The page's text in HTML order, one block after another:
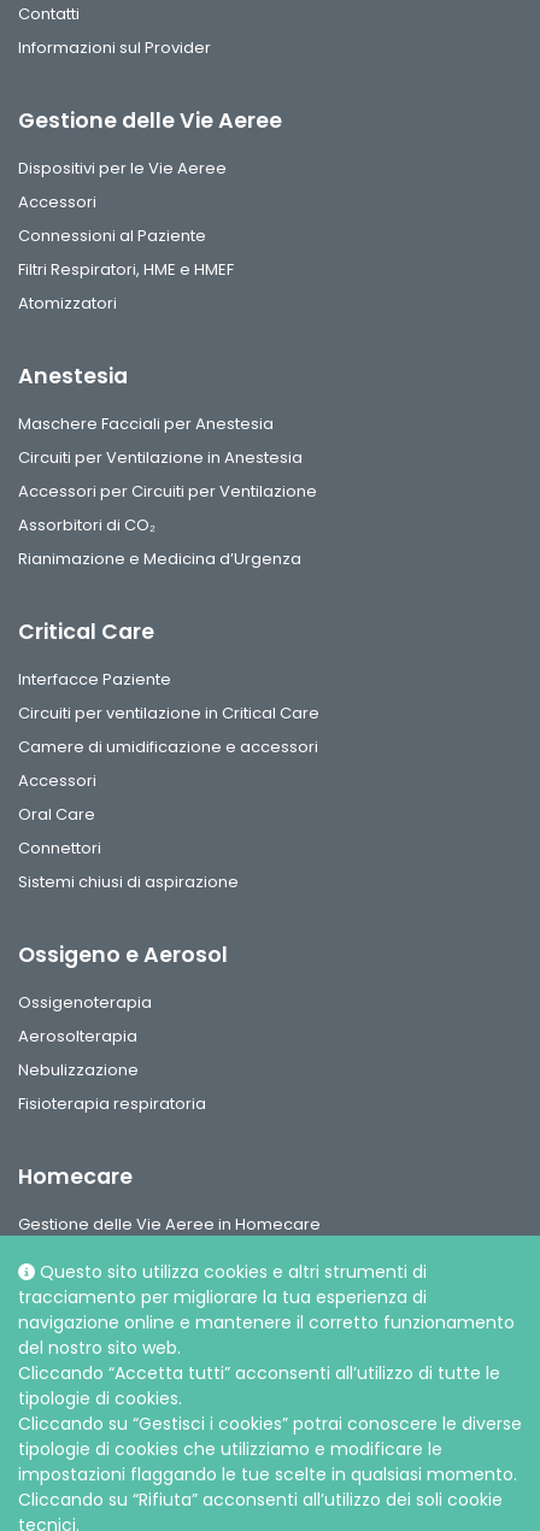
Questo sito utilizza cookies e altri strumenti di
tracciamento per migliorare la tua esperienza di
navigazione online e mantenere il corretto funzionamento
del nostro sito web.
Cliccando “Accetta tutti” acconsenti all’utilizzo di tutte le
tipologie di cookies.
Cliccando su “Gestisci i cookies” potrai conoscere le diverse
tipologie di cookies che utilizziamo e modificare le
impostazioni flaggando le tue scelte in qualsiasi momento.
Cliccando su “Rifiuta” acconsenti all’utilizzo dei soli cookie
tecnici.
Contatti
Informazioni sul Provider
Gestione delle Vie Aeree
Dispositivi per le Vie Aeree
Accessori
Connessioni al Paziente
Filtri Respiratori, HME e HMEF
Atomizzatori
Anestesia
Maschere Facciali per Anestesia
Circuiti per Ventilazione in Anestesia
Accessori per Circuiti per Ventilazione
Assorbitori di CO₂
Rianimazione e Medicina d’Urgenza
Critical Care
Interfacce Paziente
Circuiti per ventilazione in Critical Care
Camere di umidificazione e accessori
Accessori
Oral Care
Connettori
Sistemi chiusi di aspirazione
Ossigeno e Aerosol
Ossigenoterapia
Aerosolterapia
Nebulizzazione
Fisioterapia respiratoria
Homecare
Gestione delle Vie Aeree in Homecare
Gamma Ossigeno & Aerosol Terapia Home Care
Social media